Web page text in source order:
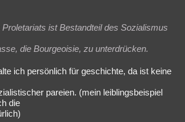
ist Bestandteil des Sozialismus
die Bourgeoisie, zu unterdrücken.
ich persönlich für geschichte, da ist keine
pareien. (mein leiblingsbeispiel
die